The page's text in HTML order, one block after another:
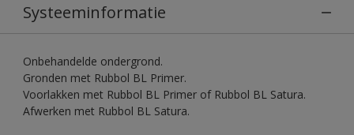
Systeeminformatie
Onbehandelde ondergrond.
Gronden met Rubbol BL Primer.
Voorlakken met Rubbol BL Primer of Rubbol BL Satura.
Afwerken met Rubbol BL Satura.